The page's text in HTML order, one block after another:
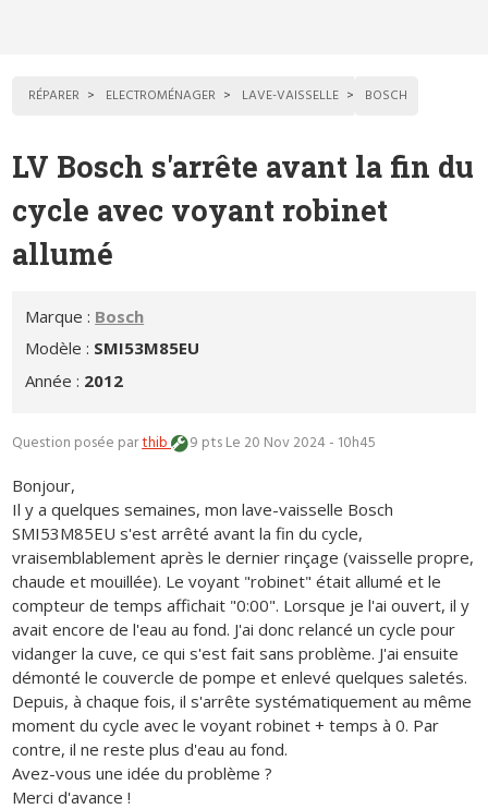
RÉPARER ELECTROMÉNAGER LAVE-VAISSELLE BOSCH
LV Bosch s'arrête avant la fin du
cycle avec voyant robinet
allumé
Marque : Bosch
Modèle : SMI53M85EU
Année : 2012
Question posée parthib 9 ptsLe 20 Nov 2024 - 10h45
Bonjour,
Il y a quelques semaines, mon lave-vaisselle Bosch
SMI53M85EU s'est arrêté avant la fin du cycle,
vraisemblablement après le dernier rinçage (vaisselle propre,
chaude et mouillée). Le voyant "robinet" était allumé et le
compteur de temps affichait "0:00". Lorsque je l'ai ouvert, il y
avait encore de l'eau au fond. J'ai donc relancé un cycle pour
vidanger la cuve, ce qui s'est fait sans problème. J'ai ensuite
démonté le couvercle de pompe et enlevé quelques saletés.
Depuis, à chaque fois, il s'arrête systématiquement au même
moment du cycle avec le voyant robinet + temps à 0. Par
contre, il ne reste plus d'eau au fond.
Avez-vous une idée du problème ?
Merci d'avance !